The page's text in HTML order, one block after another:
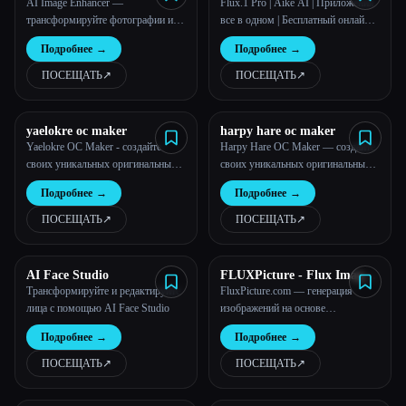
AI Image Enhancer —
трансформируйте фотографии и
видео с помощью расширенной
карикатуры и улучшения
Подробнее →
ПОСЕЩАТЬ↗︎
Flux.1 Pro | Aike AI | Приложения
все в одном | Бесплатный онлайн-
генератор изображений AI
Подробнее →
ПОСЕЩАТЬ↗︎
yaelokre oc maker
Yaelokre OC Maker - создайте
своих уникальных оригинальных
персонажей
Подробнее →
ПОСЕЩАТЬ↗︎
harpy hare oc maker
Harpy Hare OC Maker — создайте
своих уникальных оригинальных
персонажей
Подробнее →
ПОСЕЩАТЬ↗︎
AI Face Studio
Трансформируйте и редактируйте
лица с помощью AI Face Studio
Подробнее →
ПОСЕЩАТЬ↗︎
FLUXPicture - Flux Image
Genration
FluxPicture.com — генерация
изображений на основе
искусственного интеллекта
Подробнее →
ПОСЕЩАТЬ↗︎